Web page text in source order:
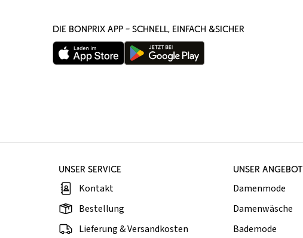
DIE BONPRIX APP – SCHNELL, EINFACH &SICHER
UNSER SERVICE
Kontakt
Bestellung
Lieferung & Versandkosten
UNSER ANGEBOT
Damenmode
Damenwäsche
Bademode